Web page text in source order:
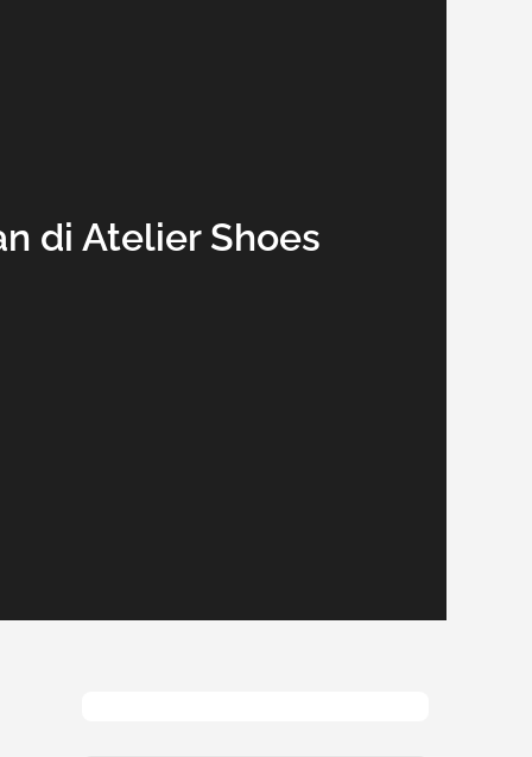
di Atelier Shoes